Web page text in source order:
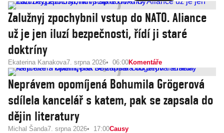
Zalužnyj zpochybnil vstup do NATO. Aliance
už je jen iluzí bezpečnosti, řídí ji staré
doktríny
Ekaterina Kanakova7. srpna 2026 06:00Komentáře
Neprávem opomíjená Bohumila Grögerová
sdílela kancelář s katem, pak se zapsala do
dějin literatury
Michal Šanda7. srpna 2026 17:00Causy